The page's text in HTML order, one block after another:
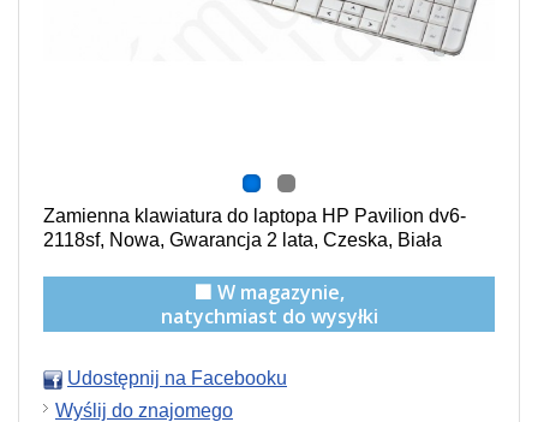
Zamienna klawiatura do laptopa HP Pavilion dv6-
2118sf, Nowa, Gwarancja 2 lata, Czeska, Biała
🟩 W magazynie,
natychmiast do wysyłki
Udostępnij na Facebooku
Wyślij do znajomego